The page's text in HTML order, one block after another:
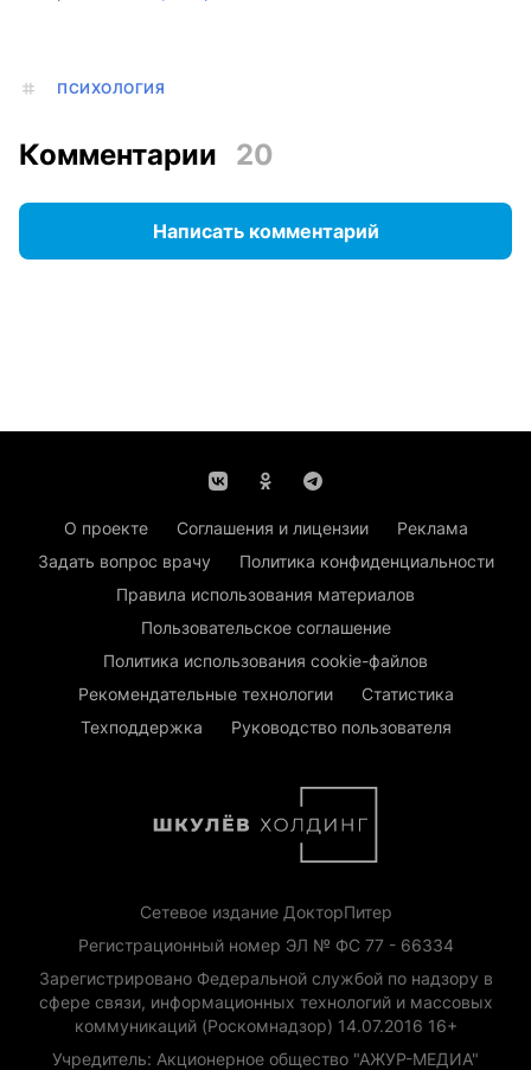
ПСИХОЛОГИЯ
Комментарии 20
Написать комментарий
О проекте Соглашения и лицензии
Реклама
Задать вопрос врачу
Политика конфиденциальности
Правила использования материалов
Пользовательское соглашение
Политика использования cookie-файлов
Рекомендательные технологии
Статистика
Техподдержка
Руководство пользователя
Сетевое издание ДокторПитер
Регистрационный номер ЭЛ № ФС 77 - 66334
Зарегистрировано Федеральной службой по надзору в
сфере связи, информационных технологий и массовых
коммуникаций (Роскомнадзор) 14.07.2016 16+
Учредитель: Акционерное общество "АЖУР-МЕДИА"